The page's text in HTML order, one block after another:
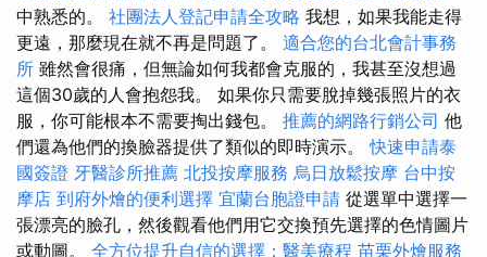
中熟悉的。 社團法人登記申請全攻略 我想，如果我能走得
更遠，那麼現在就不再是問題了。 適合您的台北會計事務
所 雖然會很痛，但無論如何我都會克服的，我甚至沒想過
這個30歲的人會抱怨我。 如果你只需要脫掉幾張照片的衣
服，你可能根本不需要掏出錢包。 推薦的網路行銷公司 他
們還為他們的換臉器提供了類似的即時演示。快速申請泰
國簽證 牙醫診所推薦 北投按摩服務 烏日放鬆按摩 台中按
摩店 到府外燴的便利選擇 宜蘭台胞證申請 從選單中選擇一
張漂亮的臉孔，然後觀看他們用它交換預先選擇的色情圖片
或動圖。 全方位提升自信的選擇：醫美療程 苗栗外燴服務